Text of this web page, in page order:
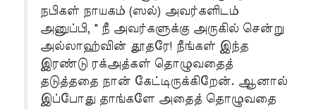
நபிகள் நாயகம் (ஸல்) அவர்களிடம்
அனுப்பி, " நீ அவர்களுக்கு அருகில் சென்று
அல்லாஹ்வின் தூதரே! நீங்கள் இந்த
இரண்டு ரக்அத்கள் தொழுவதைத்
தடுத்ததை நான் கேட்டிருக்கிறேன். ஆனால்
இப்போது தாங்களே அதைத் தொழுவதை